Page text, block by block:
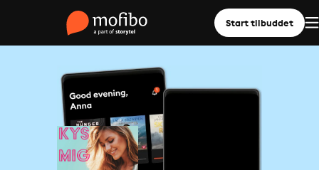
Start tilbuddet